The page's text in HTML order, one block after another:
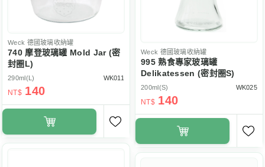
Weck 德國玻璃收納罐
740 摩登玻璃罐 Mold Jar (密
封圈L)
290ml(L) WK011
NT$ 140
Weck 德國玻璃收納罐
995 熟食專家玻璃罐
Delikatessen (密封圈S)
200ml(S) WK025
NT$ 140